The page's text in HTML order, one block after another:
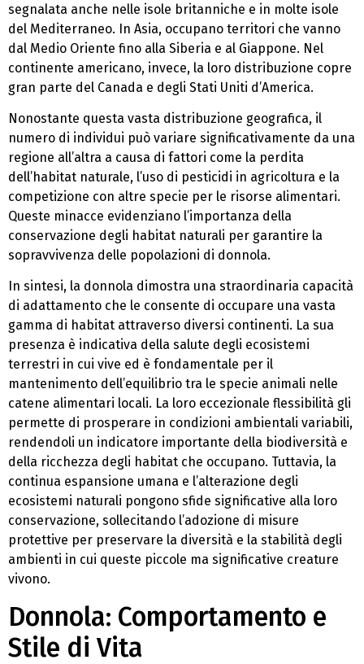
segnalata anche nelle isole britanniche e in molte isole
del Mediterraneo. In Asia, occupano territori che vanno
dal Medio Oriente fino alla Siberia e al Giappone. Nel
continente americano, invece, la loro distribuzione copre
gran parte del Canada e degli Stati Uniti d’America.
Nonostante questa vasta distribuzione geografica, il
numero di individui può variare significativamente da una
regione all’altra a causa di fattori come la perdita
dell’habitat naturale, l’uso di pesticidi in agricoltura e la
competizione con altre specie per le risorse alimentari.
Queste minacce evidenziano l’importanza della
conservazione degli habitat naturali per garantire la
sopravvivenza delle popolazioni di donnola.
In sintesi, la donnola dimostra una straordinaria capacità
di adattamento che le consente di occupare una vasta
gamma di habitat attraverso diversi continenti. La sua
presenza è indicativa della salute degli ecosistemi
terrestri in cui vive ed è fondamentale per il
mantenimento dell’equilibrio tra le specie animali nelle
catene alimentari locali. La loro eccezionale flessibilità gli
permette di prosperare in condizioni ambientali variabili,
rendendoli un indicatore importante della biodiversità e
della ricchezza degli habitat che occupano. Tuttavia, la
continua espansione umana e l’alterazione degli
ecosistemi naturali pongono sfide significative alla loro
conservazione, sollecitando l’adozione di misure
protettive per preservare la diversità e la stabilità degli
ambienti in cui queste piccole ma significative creature
vivono.
Donnola: Comportamento e
Stile di Vita